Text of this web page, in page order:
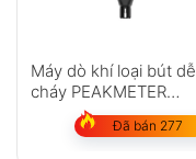
Máy dò khí loại bút dễ
cháy PEAKMETER
PM6308 (50PPM đến
1000PPM) Đã bán 277